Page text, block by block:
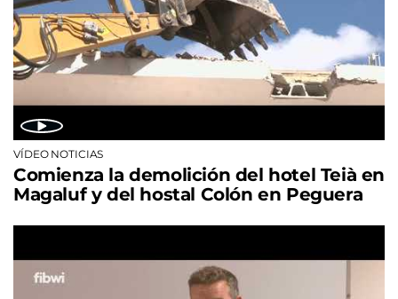
VÍDEO NOTICIAS
Comienza la demolición del hotel Teià en
Magaluf y del hostal Colón en Peguera